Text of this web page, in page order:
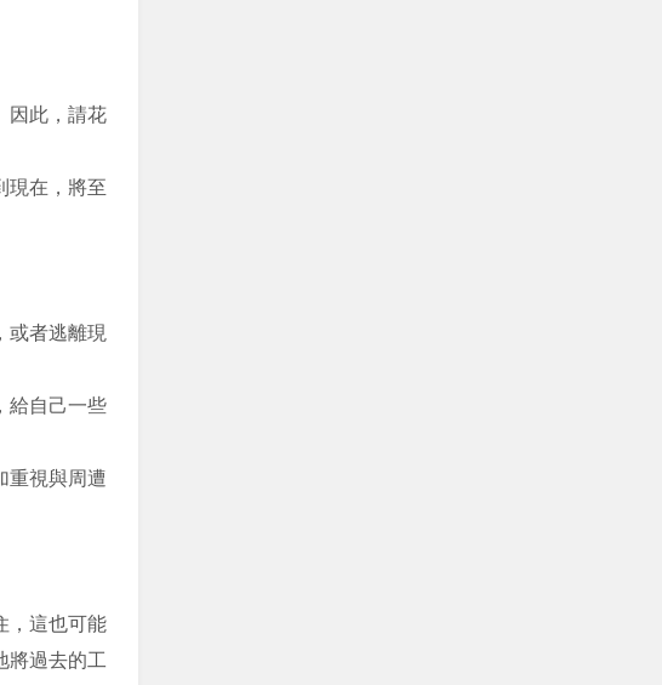
因此，請花
現在，將至
或者逃離現
給自己一些
重視與周遭
，這也可能
將過去的工